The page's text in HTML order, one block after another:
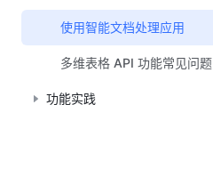
使用智能文档处理应用
多维表格 API 功能常见问题
功能实践